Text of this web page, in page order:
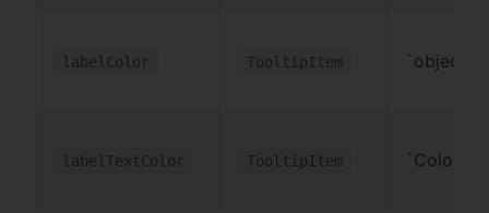
labelColor TooltipItem `object
labelTextColor TooltipItem `Color